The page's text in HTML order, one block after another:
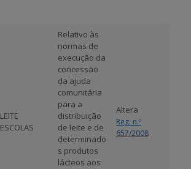
LEITE
ESCOLAS
Relativo às
normas de
execução da
concessão
da ajuda
comunitária
para a
distribuição
de leite e de
determinado
s produtos
lácteos aos
Altera
Reg. n.º
657/2008